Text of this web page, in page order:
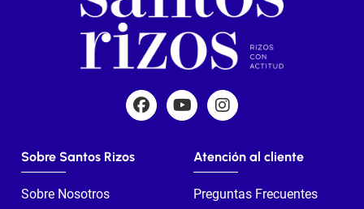
Sobre Santos Rizos
Sobre Nosotros
Atención al cliente
Preguntas Frecuentes